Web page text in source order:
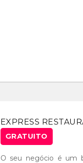
EXPRESS
GRATUITO
O seu negócio é um